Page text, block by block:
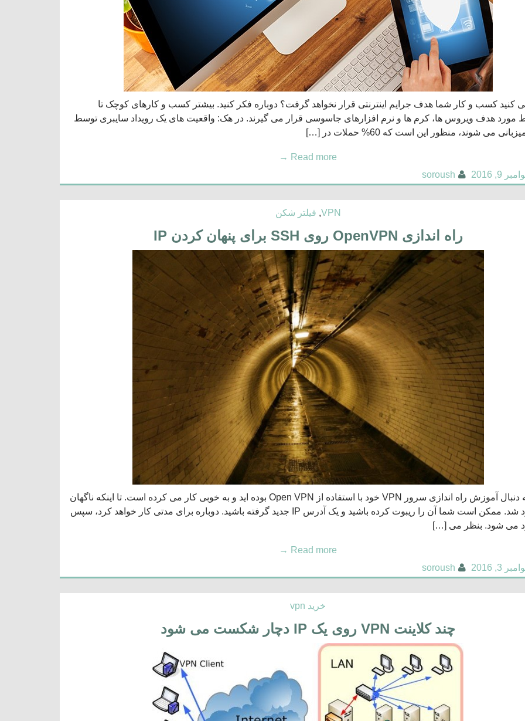
کنید کسب و کار شما هدف جرایم اینترنتی قرار نخواهد گرفت؟ دوباره فکر کنید. بیشتر کسب و کارهای کوچک تا
مورد هدف ویروس ها، کرم ها و نرم افزارهای جاسوسی قرار می گیرند. در هک: واقعیت های یک رویداد سایبری توسط
می شوند، منظور این است که 60% حملات در […]
Read more
→
9, 2016
soroush
VPN
, فیلتر شکن
راه اندازی OpenVPN روی SSH برای پنهان کردن IP
شما به دنبال آموزش راه اندازی سرور VPN خود با استفاده از Open VPN بوده اید و به خوبی کار می کرده است. تا اینکه ناگهان
مسدود شد. ممکن است شما آن را ریبوت کرده باشید و یک آدرس IP جدید گرفته باشید. دوباره برای مدتی کار خواهد کرد، سپس
می شود. بنظر می […]
Read more
→
3, 2016
soroush
خرید vpn
چند کلاینت VPN روی یک IP دچار شکست می شود